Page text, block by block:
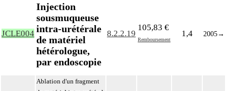
JCLE004
Injection
sousmuqueuse
intra-urétérale
de matériel
hétérologue,
par endoscopie
8.2.2.19
105,83 €
Remboursement
1,4 2005→
Ablation d'un fragment